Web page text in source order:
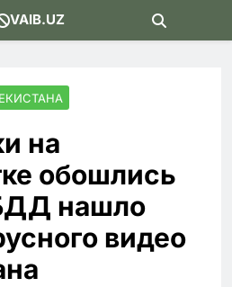
VAIB.UZ
на
обошлись
нашло
видео